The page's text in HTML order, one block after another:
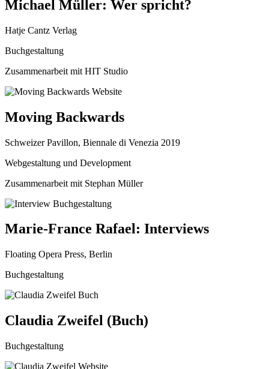
Michael Müller: Wer spricht?
Hatje Cantz Verlag
Buchgestaltung
Zusammenarbeit mit HIT Studio
Moving Backwards
Schweizer Pavillon, Biennale di Venezia 2019
Webgestaltung und Development
Zusammenarbeit mit Stephan Müller
Marie-France Rafael: Interviews
Floating Opera Press, Berlin
Buchgestaltung
Claudia Zweifel (Buch)
Buchgestaltung